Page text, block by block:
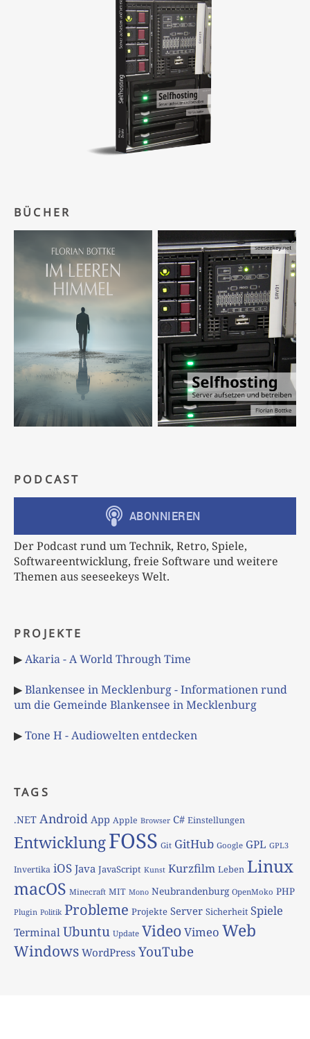
BÜCHER
PODCAST
Der Podcast rund um Technik, Retro, Spiele,
Softwareentwicklung, freie Software und weitere
Themen aus seeseekeys Welt.
PROJEKTE
▶Akaria - A World Through Time
▶Blankensee in Mecklenburg - Informationen rund
um die Gemeinde Blankensee in Mecklenburg
▶Tone H - Audiowelten entdecken
TAGS
.NET Android App Apple Browser C# Einstellungen
EntwicklungFOSS Git GitHub Google GPL GPL3
Invertika iOS Java JavaScript Kunst Kurzfilm Leben Linux
macOS Minecraft MIT Mono Neubrandenburg OpenMoko PHP
Plugin Politik Probleme Projekte Server Sicherheit Spiele
TerminalUbuntu Update VideoVimeo Web
Windows WordPress YouTube